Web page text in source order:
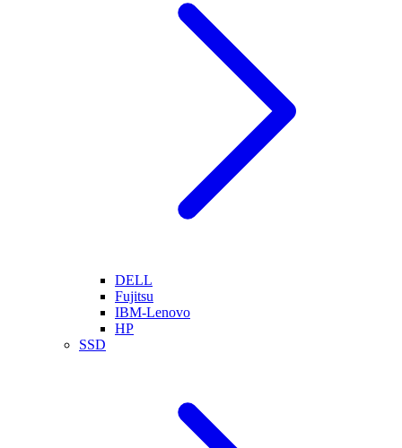
DELL
Fujitsu
IBM-Lenovo
HP
SSD